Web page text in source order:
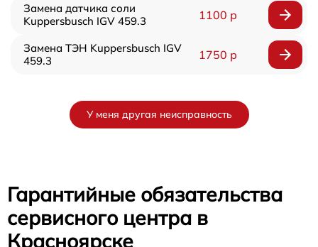
Замена датчика соли
Kuppersbusch IGV 459.3
1100 р
Замена ТЭН Kuppersbusch IGV
459.3
1750 р
У меня другая неисправность
Гарантийные обязательства
сервисного центра в
Красноярске